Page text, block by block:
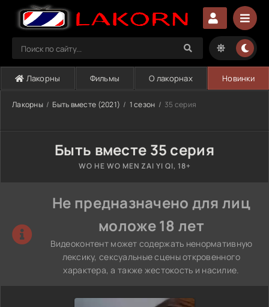
Лакорны Фильмы О лакорнах Новинки
Лакорны Быть вместе (2021) 1 сезон 35 серия
Быть вместе 35 серия
WO HE WO MEN ZAI YI QI, 18+
Не предназначено для лиц
моложе 18 лет
Видеоконтент может содержать ненормативную
лексику, сексуальные сцены откровенного
характера, а также жестокость и насилие.